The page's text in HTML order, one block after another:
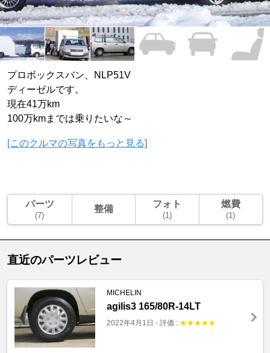
プロボックスバン、NLP51V
ディーゼルです。
現在41万km
100万kmまでは乗りたいな～
[このクルマの写真をもっと見る]
パーツ
(7)
整備 フォト
(1)
燃費
(1)
直近のパーツレビュー
MICHELIN
agilis3 165/80R-14LT
2022年4月1日 - 評価 : ★★★★★